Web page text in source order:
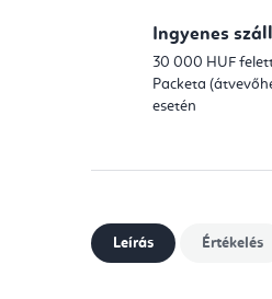
Ingyenes
30 000 HUF
Packeta
esetén
Leírás Értékelés